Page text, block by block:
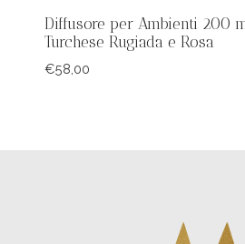
Diffusore per Ambienti 200
Turchese Rugiada e Rosa
€58,00